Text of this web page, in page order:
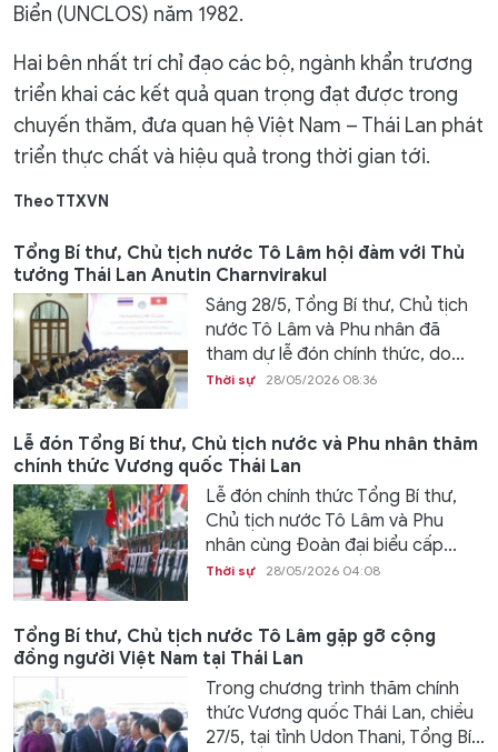
Biển (UNCLOS) năm 1982.
Hai bên nhất trí chỉ đạo các bộ, ngành khẩn trương
triển khai các kết quả quan trọng đạt được trong
chuyến thăm, đưa quan hệ Việt Nam – Thái Lan phát
triển thực chất và hiệu quả trong thời gian tới.
Theo TTXVN
Tổng Bí thư, Chủ tịch nước Tô Lâm hội đàm với Thủ
tướng Thái Lan Anutin Charnvirakul
Sáng 28/5, Tổng Bí thư, Chủ tịch
nước Tô Lâm và Phu nhân đã
tham dự lễ đón chính thức, do...
Thời sự 28/05/2026 08:36
Lễ đón Tổng Bí thư, Chủ tịch nước và Phu nhân thăm
chính thức Vương quốc Thái Lan
Lễ đón chính thức Tổng Bí thư,
Chủ tịch nước Tô Lâm và Phu
nhân cùng Đoàn đại biểu cấp...
Thời sự 28/05/2026 04:08
Tổng Bí thư, Chủ tịch nước Tô Lâm gặp gỡ cộng
đồng người Việt Nam tại Thái Lan
Trong chương trình thăm chính
thức Vương quốc Thái Lan, chiều
27/5, tại tỉnh Udon Thani, Tổng Bí...